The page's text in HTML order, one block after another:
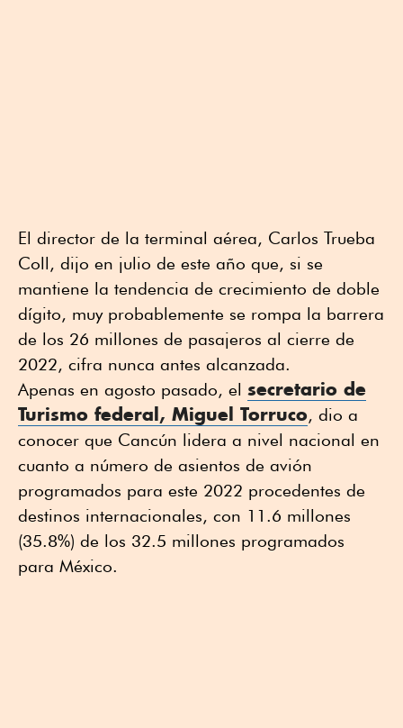
El director de la terminal aérea, Carlos Trueba
Coll, dijo en julio de este año que, si se
mantiene la tendencia de crecimiento de doble
dígito, muy probablemente se rompa la barrera
de los 26 millones de pasajeros al cierre de
2022, cifra nunca antes alcanzada.
Apenas en agosto pasado, el secretario de
Turismo federal, Miguel Torruco, dio a
conocer que Cancún lidera a nivel nacional en
cuanto a número de asientos de avión
programados para este 2022 procedentes de
destinos internacionales, con 11.6 millones
(35.8%) de los 32.5 millones programados
para México.